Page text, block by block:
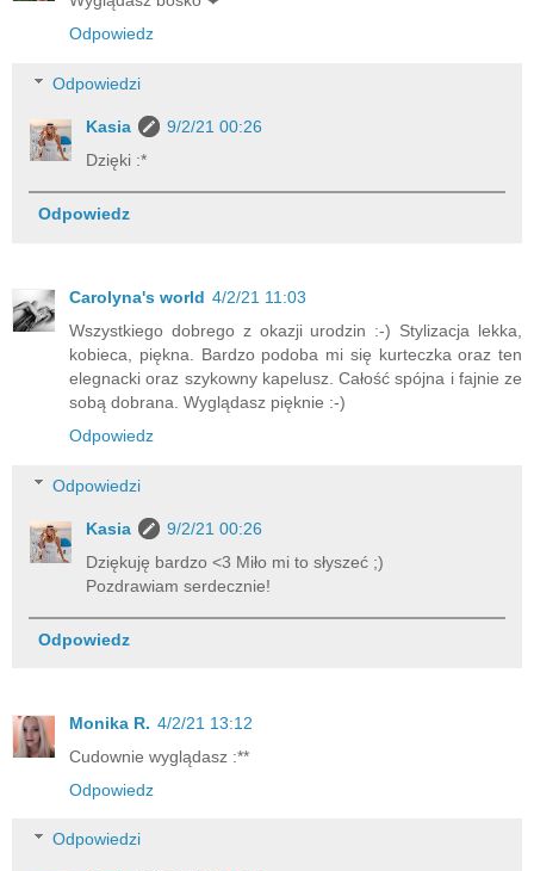
Odpowiedz
Odpowiedzi
Kasia
9/2/21 00:26
Dzięki :*
Odpowiedz
Carolyna's world 4/2/21 11:03
Wszystkiego dobrego z okazji urodzin :-) Stylizacja lekka,
kobieca, piękna. Bardzo podoba mi się kurteczka oraz ten
elegnacki oraz szykowny kapelusz. Całość spójna i fajnie ze
sobą dobrana. Wyglądasz pięknie :-)
Odpowiedz
Odpowiedzi
Kasia
9/2/21 00:26
Dziękuję bardzo <3 Miło mi to słyszeć ;)
Pozdrawiam serdecznie!
Odpowiedz
Monika R. 4/2/21 13:12
Cudownie wyglądasz :**
Odpowiedz
Odpowiedzi